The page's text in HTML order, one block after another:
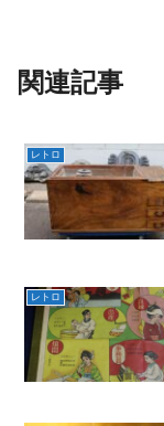
関連記事
レトロ
レトロ